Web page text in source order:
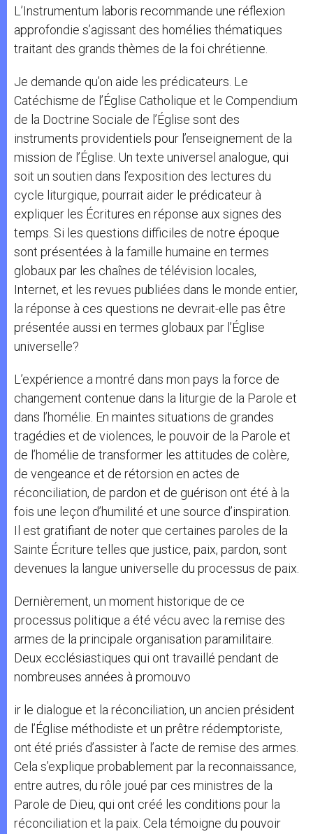
L’Instrumentum laboris recommande une réflexion
approfondie s’agissant des homélies thématiques
traitant des grands thèmes de la foi chrétienne.
Je demande qu’on aide les prédicateurs. Le
Catéchisme de l’Église Catholique et le Compendium
de la Doctrine Sociale de l’Église sont des
instruments providentiels pour l’enseignement de la
mission de l’Église. Un texte universel analogue, qui
soit un soutien dans l’exposition des lectures du
cycle liturgique, pourrait aider le prédicateur à
expliquer les Écritures en réponse aux signes des
temps. Si les questions difficiles de notre époque
sont présentées à la famille humaine en termes
globaux par les chaînes de télévision locales,
Internet, et les revues publiées dans le monde entier,
la réponse à ces questions ne devrait-elle pas être
présentée aussi en termes globaux par l’Église
universelle?
L’expérience a montré dans mon pays la force de
changement contenue dans la liturgie de la Parole et
dans l’homélie. En maintes situations de grandes
tragédies et de violences, le pouvoir de la Parole et
de l’homélie de transformer les attitudes de colère,
de vengeance et de rétorsion en actes de
réconciliation, de pardon et de guérison ont été à la
fois une leçon d’humilité et une source d’inspiration.
Il est gratifiant de noter que certaines paroles de la
Sainte Écriture telles que justice, paix, pardon, sont
devenues la langue universelle du processus de paix.
Dernièrement, un moment historique de ce
processus politique a été vécu avec la remise des
armes de la principale organisation paramilitaire.
Deux ecclésiastiques qui ont travaillé pendant de
nombreuses années à promouvo
ir le dialogue et la réconciliation, un ancien président
de l’Église méthodiste et un prêtre rédemptoriste,
ont été priés d’assister à l’acte de remise des armes.
Cela s’explique probablement par la reconnaissance,
entre autres, du rôle joué par ces ministres de la
Parole de Dieu, qui ont créé les conditions pour la
réconciliation et la paix. Cela témoigne du pouvoir